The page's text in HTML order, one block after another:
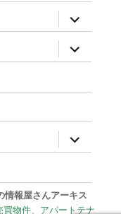
expand
child
menu
expand
child
menu
expand
child
menu
報屋さんアーキス
買物件、アパートテナ